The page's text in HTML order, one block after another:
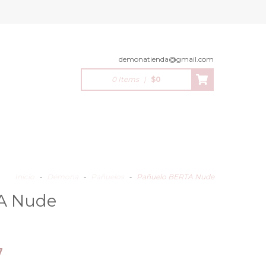
demonatienda@gmail.com
0 Items | $0
- - - Pañuelo BERTA Nude
Nude